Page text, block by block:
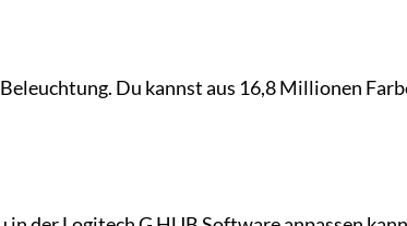
Du kannst aus 16,8 Millionen